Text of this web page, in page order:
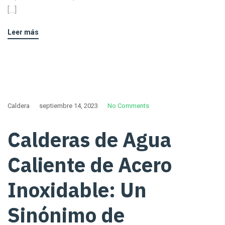
[…]
Leer más
Caldera septiembre 14, 2023 No Comments
Calderas de Agua
Caliente de Acero
Inoxidable: Un
Sinónimo de